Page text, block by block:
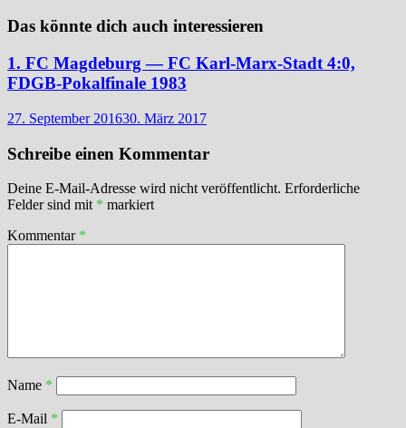
Das könnte dich auch interessieren
1. FC Magdeburg — FC Karl-Marx-Stadt 4:0,
FDGB-Pokalfinale 1983
27. September 201630. März 2017
Schreibe einen Kommentar
Deine E-Mail-Adresse wird nicht veröffentlicht. Erforderliche
Felder sind mit * markiert
Kommentar *
Name *
E-Mail *